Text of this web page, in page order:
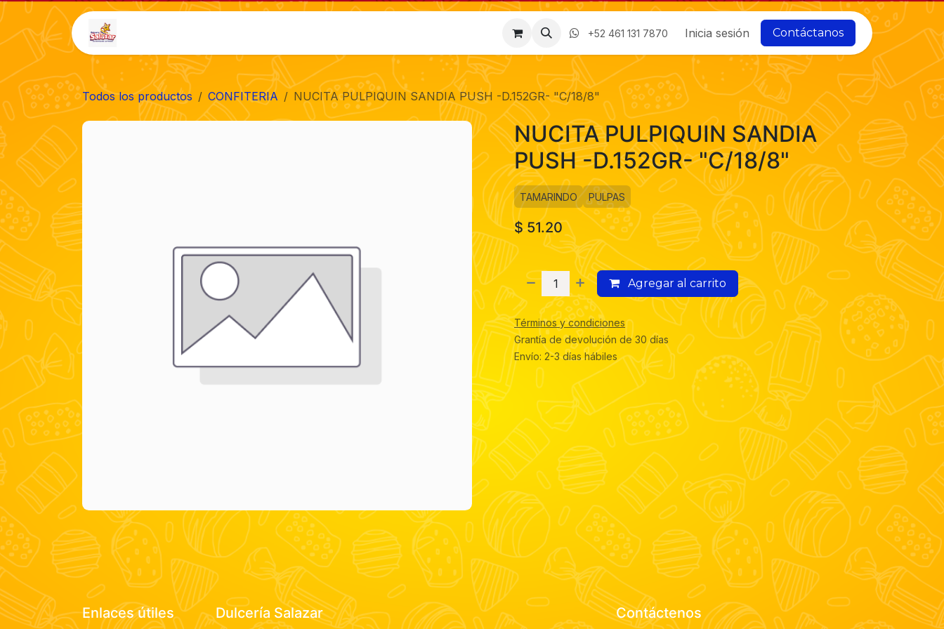
Ir al contenido
Contáctenos Nosotros
+52 461 131 7870 Inicia sesión Contáctanos
Todos los productos CONFITERIA NUCITA PULPIQUIN SANDIA PUSH -D.152GR- "C/18/8"
NUCITA PULPIQUIN SANDIA
PUSH -D.152GR- "C/18/8"
TAMARINDO PULPAS
$51.20
Agregar al carrito
Términos y condiciones
Grantía de devolución de 30 días
Envío: 2-3 días hábiles
Enlaces útiles Dulcería Salazar Contáctenos